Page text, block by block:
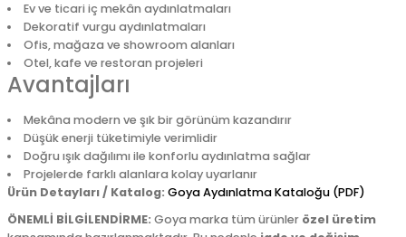
Ev ve ticari iç mekân aydınlatmaları
Dekoratif vurgu aydınlatmaları
Ofis, mağaza ve showroom alanları
Otel, kafe ve restoran projeleri
Avantajları
Mekâna modern ve şık bir görünüm kazandırır
Düşük enerji tüketimiyle verimlidir
Doğru ışık dağılımı ile konforlu aydınlatma sağlar
Projelerde farklı alanlara kolay uyarlanır
Ürün Detayları / Katalog: Goya Aydınlatma Kataloğu (PDF)
ÖNEMLİ BİLGİLENDİRME: Goya marka tüm ürünler özel üretim